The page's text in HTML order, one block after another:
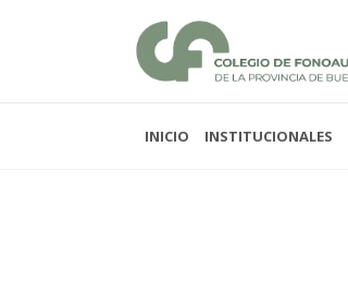
INICIO INSTITUCIONALES